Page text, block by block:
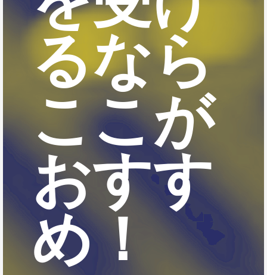
るなら
ここが
おすす
め！